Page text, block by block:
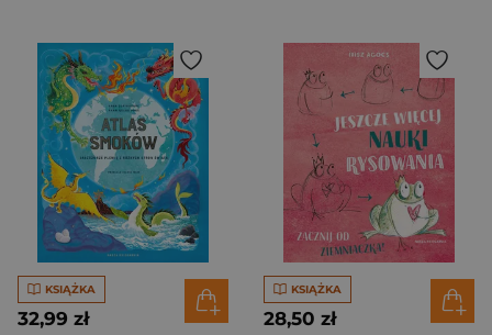
KSIĄŻKA
32,99 zł
KSIĄŻKA
28,50 zł